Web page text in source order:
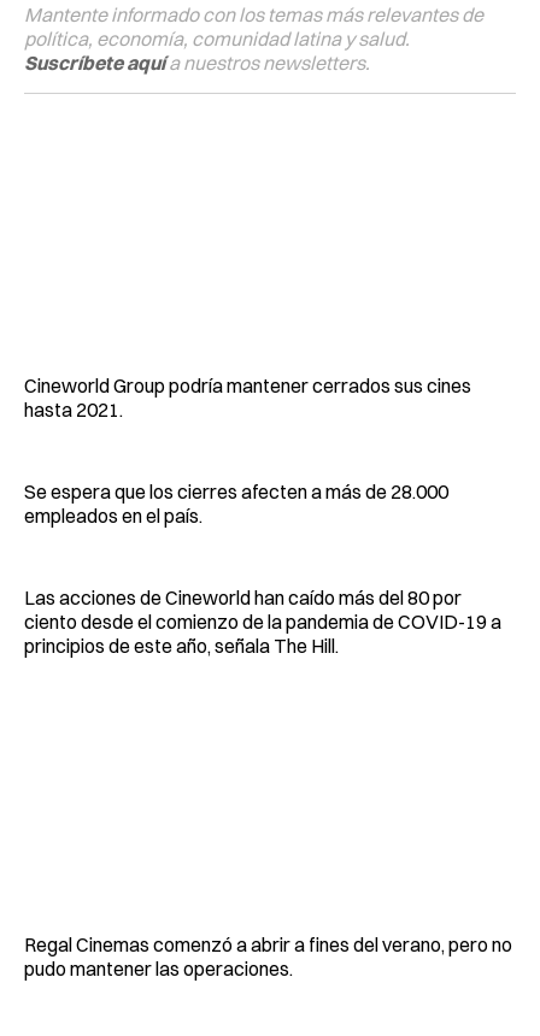
Mantente informado con los temas más relevantes de
política, economía, comunidad latina y salud.
Suscríbete aquía nuestros newsletters.
Cineworld Group podría mantener cerrados sus cines
hasta 2021.
Se espera que los cierres afecten a más de 28.000
empleados en el país.
Las acciones de Cineworld han caído más del 80 por
ciento desde el comienzo de la pandemia de COVID-19 a
principios de este año, señala The Hill.
Regal Cinemas comenzó a abrir a fines del verano, pero no
pudo mantener las operaciones.